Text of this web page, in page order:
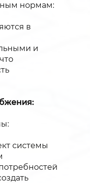
нормам:
в
и
системы